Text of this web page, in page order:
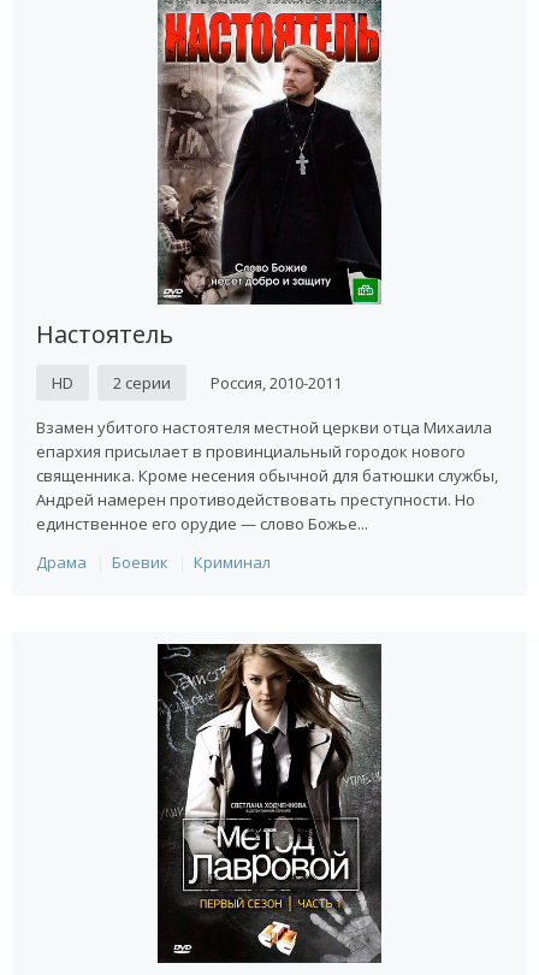
Настоятель
HD 2 серии Россия, 2010-2011
Взамен убитого настоятеля местной церкви отца Михаила
епархия присылает в провинциальный городок нового
священника. Кроме несения обычной для батюшки службы,
Андрей намерен противодействовать преступности. Но
единственное его орудие — слово Божье...
Драма
Боевик Криминал